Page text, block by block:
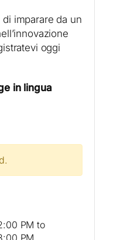
imparare da un
oggi
in lingua
PMto
PM